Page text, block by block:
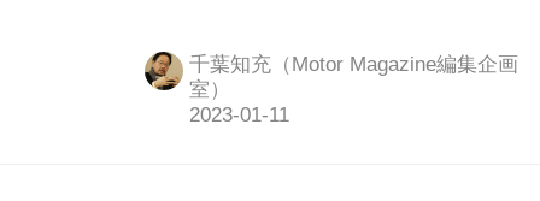
BRITISH RALLY in 東京が2日間にわた
り開催された。超貴重な戦前の英国車
も多く、スタート地点となる英国大使
千葉知充（Motor Magazine編集企画
室）